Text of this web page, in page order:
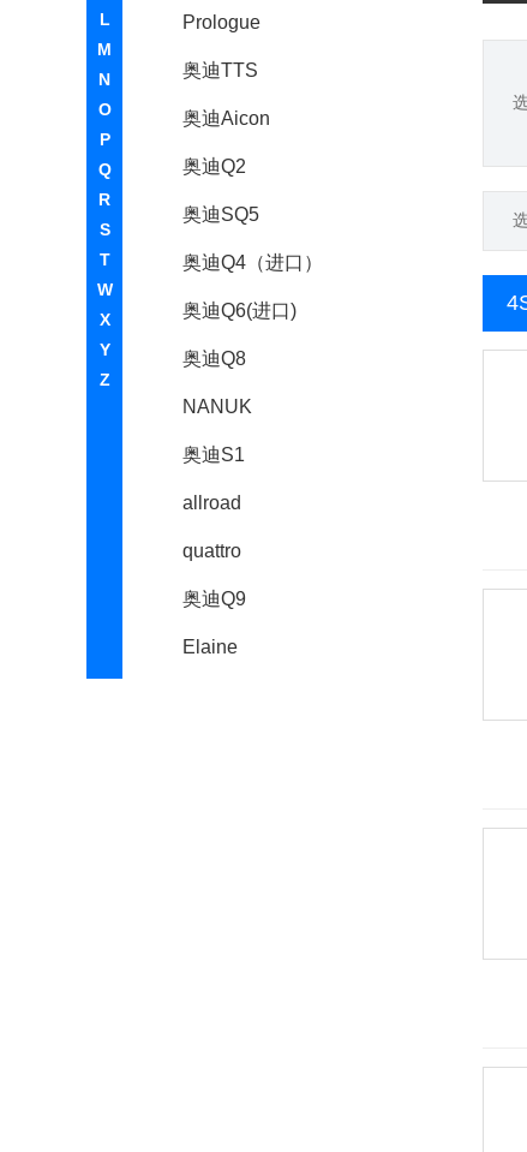
L
M
N
O
P
Q
R
S
T
W
X
Y
Z
Prologue
奥迪TTS
奥迪Aicon
奥迪Q2
奥迪SQ5
奥迪Q4（进口）
奥迪Q6(进口)
奥迪Q8
NANUK
奥迪S1
allroad
quattro
奥迪Q9
Elaine